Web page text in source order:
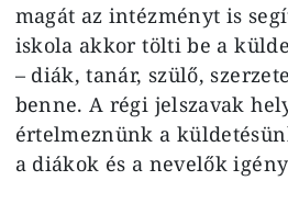
magát az intézményt is
iskola akkor tölti be a
– diák, tanár, szülő,
benne. A régi jelszavak
értelmeznünk a
a diákok és a nevelők